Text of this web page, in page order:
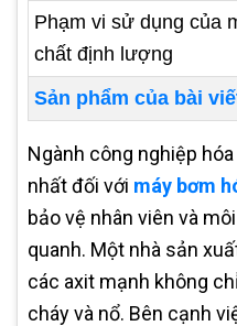
Phạm vi sử dụng của
chất định lượng
Sản phẩm của bài
Ngành công nghiệp
nhất đối với máy bơm
bảo vệ nhân viên và
quanh. Một nhà sản
các axit mạnh không
cháy và nổ. Bên cạnh